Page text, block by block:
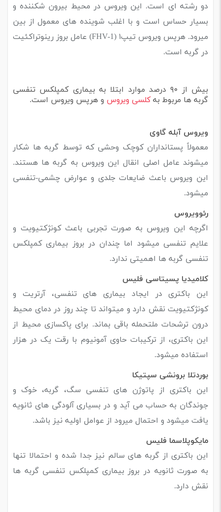
دو رشته ای است. این ویروس در محیط بیرون شکننده و
بسیار حساس است و با اغلب شوینده های معمول از بین
میرود. هرپس ویروس تیپ۱ (FHV-1) عامل بروز رینوتراکئیت
در گربه است.
بیش از ۹۰ درصد موارد ابتلا به بیماری کمپلکس تنفسی
گربه ها مربوط بهکلسی ویروس و هرپس ویروس است.
ویروس آبله گاوی
معمولاً پستانداران کوچک وحشی که توسط گربه ها شکار
میشوند عامل اصلی انقال این ویروس به گربه ها هستند.
این ویروس باعث ضایعات جلدی و عوارض چشمی-تنفسی
میشود.
رئوویروس
اگرچه این ویروس به صورت تجربی باعث کونژکتیویت و
علایم تنفسی میشود اما چندان در بروز بیماری کمپلکس
تنفسی گربه ها اهمیتی ندارد.
کلامیدیا پسیتاسی فلیس
این باکتری در ایجاد بیماری های تنفسی، آرتریت و
کونژکتیویت نقش دارد و میتواند تا چند روز در دمای محیط
درون ترشحات ملتحمله باقی بماند. برای پاکسازی محیط از
این باکتری، از ترکیبات حاوی آمونیوم با رقت یک در هزار
استفاده میشود.
بوردتلا برونشی سپتیکا
این باکتری از پاتوژن های تنفسی سگ، گربه، خوک و
جوندگان به حساب می آید و در بسیاری آلودگی های ثانویه
یافت میشود و احتمال میرود از عوامل اولیه نیز باشد.
مایکوپلاسما فلیس
این باکتری از گربه های سالم نیز جدا شده و احتمالا تنها
به صورت ثانویه در بروز بیماری کمپلکس تنفسی گربه ها
نقش دارد.